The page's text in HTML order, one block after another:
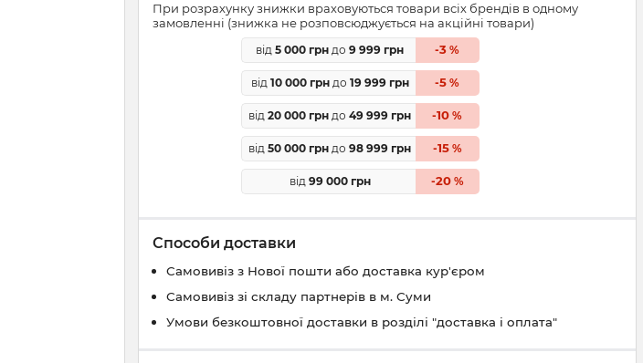
При розрахунку знижки враховуються товари всіх брендів в одному
замовленні (знижка не розповсюджується на акційні товари)
від 5 000 грн до 9 999 грн -3 %
від 10 000 грндо 19 999 грн -5 %
від 20 000 грн до 49 999 грн -10 %
від 50 000 грн до 98 999 грн -15%
від 99 000 грн -20%
Способи доставки
Самовивіз з Нової пошти або доставка кур'єром
Самовивіз зі складу партнерів в м. Суми
Умови безкоштовної доставки в розділі "доставка і оплата"